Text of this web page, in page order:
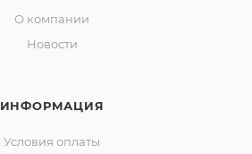
О компании
Новости
ИНФОРМАЦИЯ
Условия оплаты